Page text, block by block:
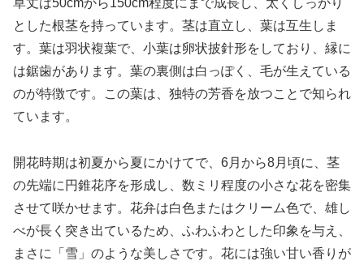
とした根茎を持っています。茎は直立し、葉は互生しま
す。葉は羽状複葉で、小葉は卵状披針形をしており、縁に
は鋸歯があります。葉の裏側は白っぽく、毛が生えている
のが特徴です。この葉は、独特の芳香を放つことで知られ
ています。
開花時期は初夏から夏にかけてで、6月から8月頃に、茎
の先端に円錐花序を形成し、数ミリ程度の小さな花を密集
させて咲かせます。花弁は白色またはクリーム色で、雄し
べが長く突き出ているため、ふわふわとした印象を与え、
まさに「雪」のような美しさです。花には強い甘い香りが